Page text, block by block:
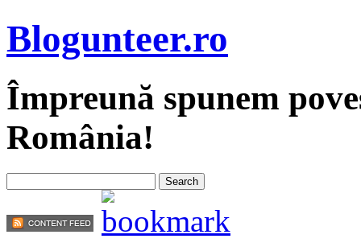
Blogunteer.ro
Împreună spunem
România!